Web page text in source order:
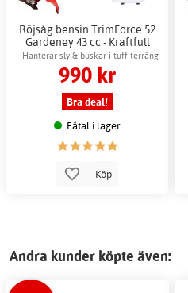
Röjsåg bensin TrimForce 52
Gardeney 43 cc - Kraftfull
trimmer gräs
Hanterar sly & buskar i tuff terräng
effektivt
990 kr
Bra deal!
Fåtal i lager
Köp
Andra kunder köpte även: